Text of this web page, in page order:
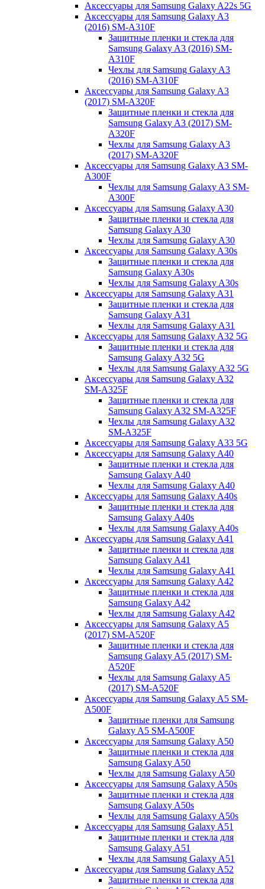
Аксессуары для Samsung Galaxy A22s 5G
Аксессуары для Samsung Galaxy A3
(2016) SM-A310F
Защитные пленки и стекла для
Samsung Galaxy A3 (2016) SM-
A310F
Чехлы для Samsung Galaxy A3
(2016) SM-A310F
Аксессуары для Samsung Galaxy A3
(2017) SM-A320F
Защитные пленки и стекла для
Samsung Galaxy A3 (2017) SM-
A320F
Чехлы для Samsung Galaxy A3
(2017) SM-A320F
Аксессуары для Samsung Galaxy A3 SM-
A300F
Чехлы для Samsung Galaxy A3 SM-
A300F
Аксессуары для Samsung Galaxy A30
Защитные пленки и стекла для
Samsung Galaxy A30
Чехлы для Samsung Galaxy A30
Аксессуары для Samsung Galaxy A30s
Защитные пленки и стекла для
Samsung Galaxy A30s
Чехлы для Samsung Galaxy A30s
Аксессуары для Samsung Galaxy A31
Защитные пленки и стекла для
Samsung Galaxy A31
Чехлы для Samsung Galaxy A31
Аксессуары для Samsung Galaxy A32 5G
Защитные пленки и стекла для
Samsung Galaxy A32 5G
Чехлы для Samsung Galaxy A32 5G
Аксессуары для Samsung Galaxy A32
SM-A325F
Защитные пленки и стекла для
Samsung Galaxy A32 SM-A325F
Чехлы для Samsung Galaxy A32
SM-A325F
Аксессуары для Samsung Galaxy A33 5G
Аксессуары для Samsung Galaxy A40
Защитные пленки и стекла для
Samsung Galaxy A40
Чехлы для Samsung Galaxy A40
Аксессуары для Samsung Galaxy A40s
Защитные пленки и стекла для
Samsung Galaxy A40s
Чехлы для Samsung Galaxy A40s
Аксессуары для Samsung Galaxy A41
Защитные пленки и стекла для
Samsung Galaxy A41
Чехлы для Samsung Galaxy A41
Аксессуары для Samsung Galaxy A42
Защитные пленки и стекла для
Samsung Galaxy A42
Чехлы для Samsung Galaxy A42
Аксессуары для Samsung Galaxy A5
(2017) SM-A520F
Защитные пленки и стекла для
Samsung Galaxy A5 (2017) SM-
A520F
Чехлы для Samsung Galaxy A5
(2017) SM-A520F
Аксессуары для Samsung Galaxy A5 SM-
A500F
Защитные пленки для Samsung
Galaxy A5 SM-A500F
Аксессуары для Samsung Galaxy A50
Защитные пленки и стекла для
Samsung Galaxy A50
Чехлы для Samsung Galaxy A50
Аксессуары для Samsung Galaxy A50s
Защитные пленки и стекла для
Samsung Galaxy A50s
Чехлы для Samsung Galaxy A50s
Аксессуары для Samsung Galaxy A51
Защитные пленки и стекла для
Samsung Galaxy A51
Чехлы для Samsung Galaxy A51
Аксессуары для Samsung Galaxy A52
Защитные пленки и стекла для